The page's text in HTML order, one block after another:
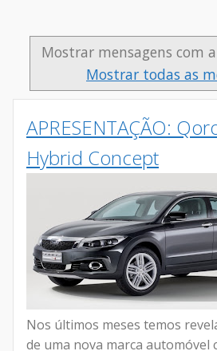
Mostrar mensagens com
Mostrar todas as
APRESENTAÇÃO:
Hybrid Concept
Nos últimos meses temos
de uma nova marca automóvel